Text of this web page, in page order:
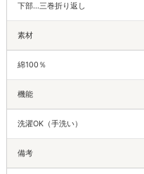
下部…三巻折り返し
素材
綿100％
機能
洗濯OK（手洗い）
備考